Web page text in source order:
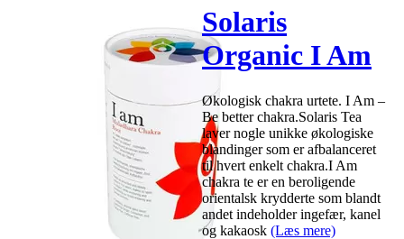
Solaris
Organic I Am
– Root Chakra
Org. Teabag
Pyramid 15
stk
Økologisk chakra urtete. I Am –
Be better chakra.Solaris Tea
laver nogle unikke økologiske
blandinger som er afbalanceret
til hvert enkelt chakra.I Am
chakra te er en beroligende
orientalsk krydderte som blandt
andet indeholder ingefær, kanel
og kakaosk (Læs mere)